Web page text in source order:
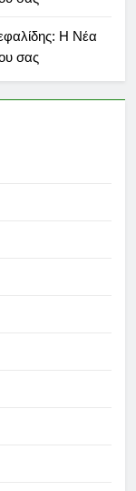
Η Νέα
σας